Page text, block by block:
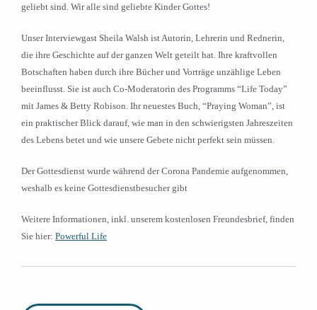
geliebt sind. Wir alle sind geliebte Kinder Gottes!
Unser Interviewgast Sheila Walsh ist Autorin, Lehrerin und Rednerin,
die ihre Geschichte auf der ganzen Welt geteilt hat. Ihre kraftvollen
Botschaften haben durch ihre Bücher und Vorträge unzählige Leben
beeinflusst. Sie ist auch Co-Moderatorin des Programms “Life Today”
mit James & Betty Robison. Ihr neuestes Buch, “Praying Woman”, ist
ein praktischer Blick darauf, wie man in den schwierigsten Jahreszeiten
des Lebens betet und wie unsere Gebete nicht perfekt sein müssen.
Der Gottesdienst wurde während der Corona Pandemie aufgenommen,
weshalb es keine Gottesdienstbesucher gibt
Weitere Informationen, inkl. unserem kostenlosen Freundesbrief, finden
Sie hier: Powerful Life